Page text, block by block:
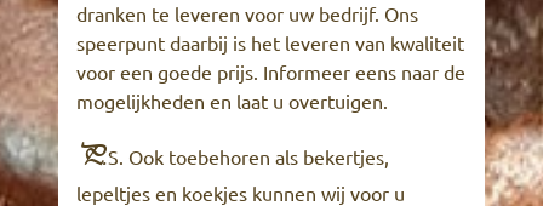
dranken te leveren voor uw bedrijf. Ons
speerpunt daarbij is het leveren van kwaliteit
voor een goede prijs. Informeer eens naar de
mogelijkheden en laat u overtuigen.
P.S. Ook toebehoren als bekertjes,
lepeltjes en koekjes kunnen wij voor u